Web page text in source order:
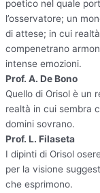
poetico nel quale
l’osservatore; un
di attese; in cui
compenetrano
intense emozioni.
Prof. A. De Bono
Quello di Orisol è un
realtà in cui sembra
domini sovrano.
Prof. L. Filaseta
I dipinti di Orisol
per la visione
che esprimono.